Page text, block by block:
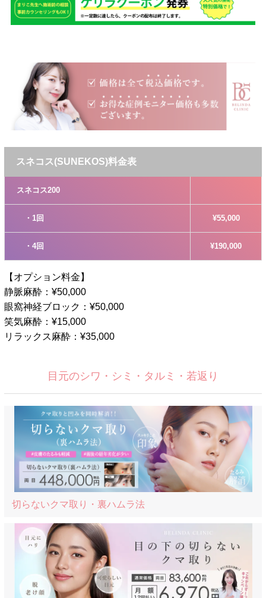
スネコス(SUNEKOS)料金表
スネコス200
・1回 ¥55,000
・4回 ¥190,000
【オプション料金】
静脈麻酔：¥50,000
眼窩神経ブロック：¥50,000
笑気麻酔：¥15,000
リラックス麻酔：¥35,000
目元のシワ・シミ・タルミ・若返り
切らないクマ取り・裏ハムラ法